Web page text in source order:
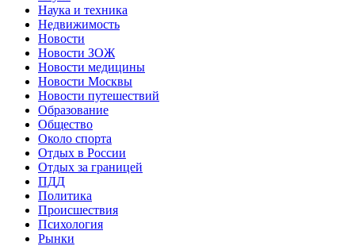
Наука и техника
Недвижимость
Новости
Новости ЗОЖ
Новости медицины
Новости Москвы
Новости путешествий
Образование
Общество
Около спорта
Отдых в России
Отдых за границей
ПДД
Политика
Происшествия
Психология
Рынки